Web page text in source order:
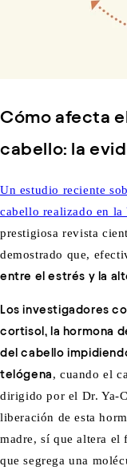
Cómo afecta
cabello: la
Un estudio reciente
cabello realizado en
prestigiosa revista
demostrado que,
entre el estrés y la
Los investigadores
cortisol, la hormona
del cabello
telógena, cuando el
dirigido por el Dr. Ya-
liberación de esta
madre, sí que altera el
que segrega una